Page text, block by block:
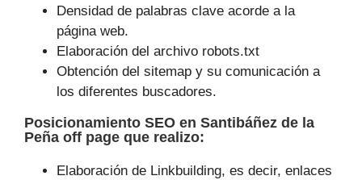
Densidad de palabras clave acorde a la
página web.
Elaboración del archivo robots.txt
Obtención del sitemap y su comunicación a
los diferentes buscadores.
Posicionamiento SEO en Santibáñez de la
Peña off page que realizo:
Elaboración de Linkbuilding, es decir, enlaces